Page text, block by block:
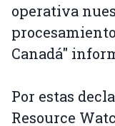
operativa
Canadá"
Por estas
Resource